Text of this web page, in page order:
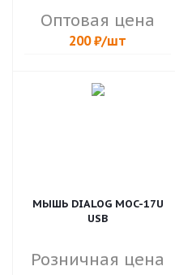
Оптовая цена
200₽/шт
МЫШЬ DIALOG MOC-17U
USB
Розничная цена